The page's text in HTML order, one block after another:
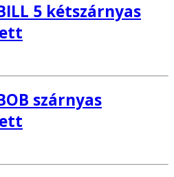
5 kétszárnyas
szárnyas